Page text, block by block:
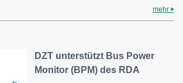
mehr
DZT unterstützt Bus Power
Monitor (BPM) des RDA